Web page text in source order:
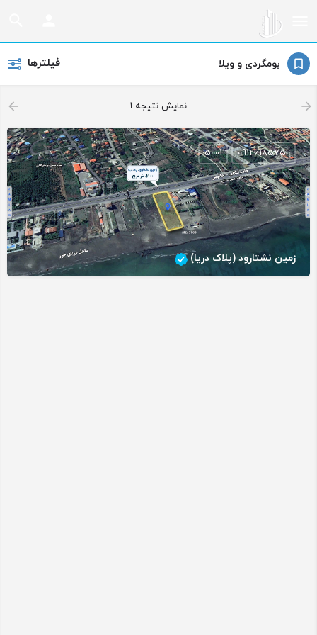
بومگردی و ویلا فیلترها
نمایش نتیجه 1
زمین نشتارود (پلاک دریا)
09126185750
5001